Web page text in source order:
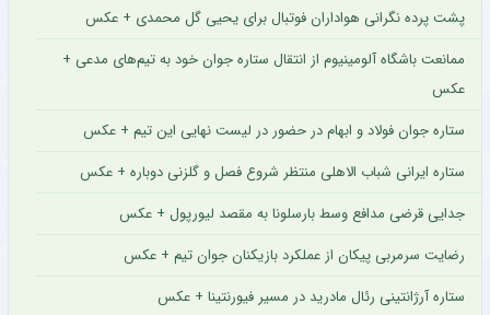
پشت پرده نگرانی هواداران فوتبال برای یحیی گل محمدی + عکس
ممانعت باشگاه آلومینیوم از انتقال ستاره جوان خود به تیم‌های مدعی +
عکس
ستاره جوان فولاد و ابهام در حضور در لیست نهایی این تیم + عکس
ستاره ایرانی شباب الاهلی منتظر شروع فصل و گلزنی دوباره + عکس
جدایی قرضی مدافع وسط بارسلونا به مقصد لیورپول + عکس
رضایت سرمربی پیکان از عملکرد بازیکنان جوان تیم + عکس
ستاره آرژانتینی رئال مادرید در مسیر فیورنتینا + عکس